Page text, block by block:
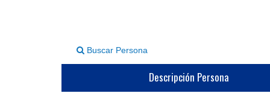
Buscar Persona
Descripción Persona